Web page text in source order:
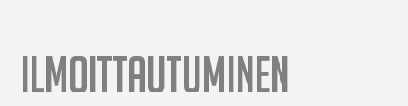
ILMOITTAUTUMINEN